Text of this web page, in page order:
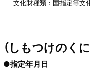
文化財種類：国指定等文
（しもつけのく
●指定年月日